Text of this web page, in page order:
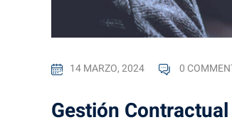
14 MARZO, 2024 0
Gestión